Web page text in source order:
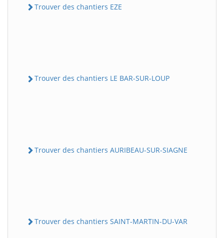
Trouver des chantiers EZE
Trouver des chantiers LE BAR-SUR-LOUP
Trouver des chantiers AURIBEAU-SUR-SIAGNE
Trouver des chantiers SAINT-MARTIN-DU-VAR